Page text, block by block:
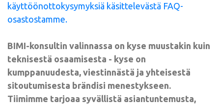
käyttöönottokysymyksiä käsittelevästä FAQ-
osastostamme.
BIMI-konsultin valinnassa on kyse muustakin kuin
teknisestä osaamisesta - kyse on
kumppanuudesta, viestinnästä ja yhteisestä
sitoutumisesta brändisi menestykseen.
Tiimimme tarjoaa syvällistä asiantuntemusta,